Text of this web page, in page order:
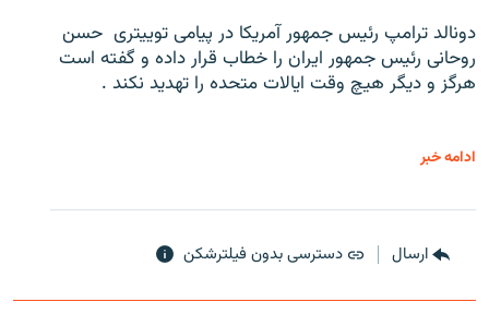
دونالد ترامپ رئیس جمهور آمریکا در پیامی توییتری ‌ حسن
روحانی رئیس جمهور ایران را خطاب قرار داده و گفته است
هرگز و دیگر هیچ وقت ایالات متحده را تهدید نکند .
ادامه خبر
ارسال دسترسی بدون فیلترشکن